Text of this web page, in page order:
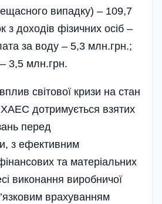
випадку) – 109,7
з доходів фізичних осіб –
за воду – 5,3 млн.грн.;
3,5 млн.грн.
світової кризи на стан
дотримується взятих
перед
з ефективним
та матеріальних
виконання виробничої
врахуванням